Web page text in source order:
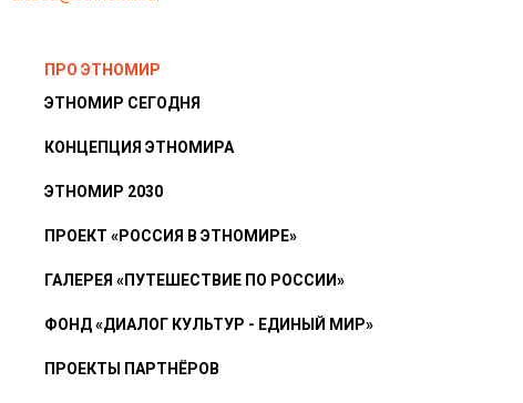
ПРО ЭТНОМИР
ЭТНОМИР СЕГОДНЯ
КОНЦЕПЦИЯ ЭТНОМИРА
ЭТНОМИР 2030
ПРОЕКТ «РОССИЯ В ЭТНОМИРЕ»
ГАЛЕРЕЯ «ПУТЕШЕСТВИЕ ПО РОССИИ»
ФОНД «ДИАЛОГ КУЛЬТУР - ЕДИНЫЙ МИР»
ПРОЕКТЫ ПАРТНЁРОВ